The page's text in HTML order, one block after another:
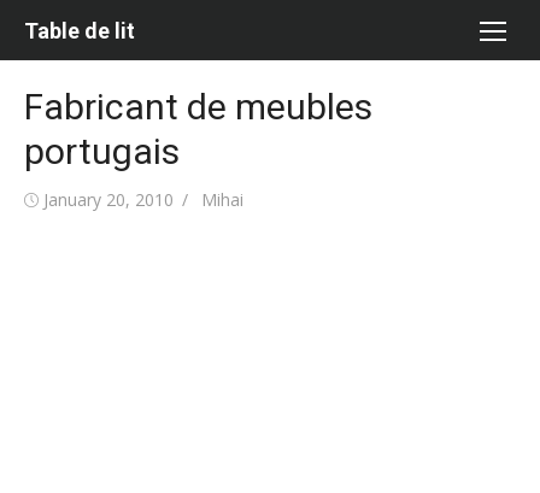
Table de lit
Fabricant de meubles
portugais
Posted
January 20, 2010 Author
Mihai